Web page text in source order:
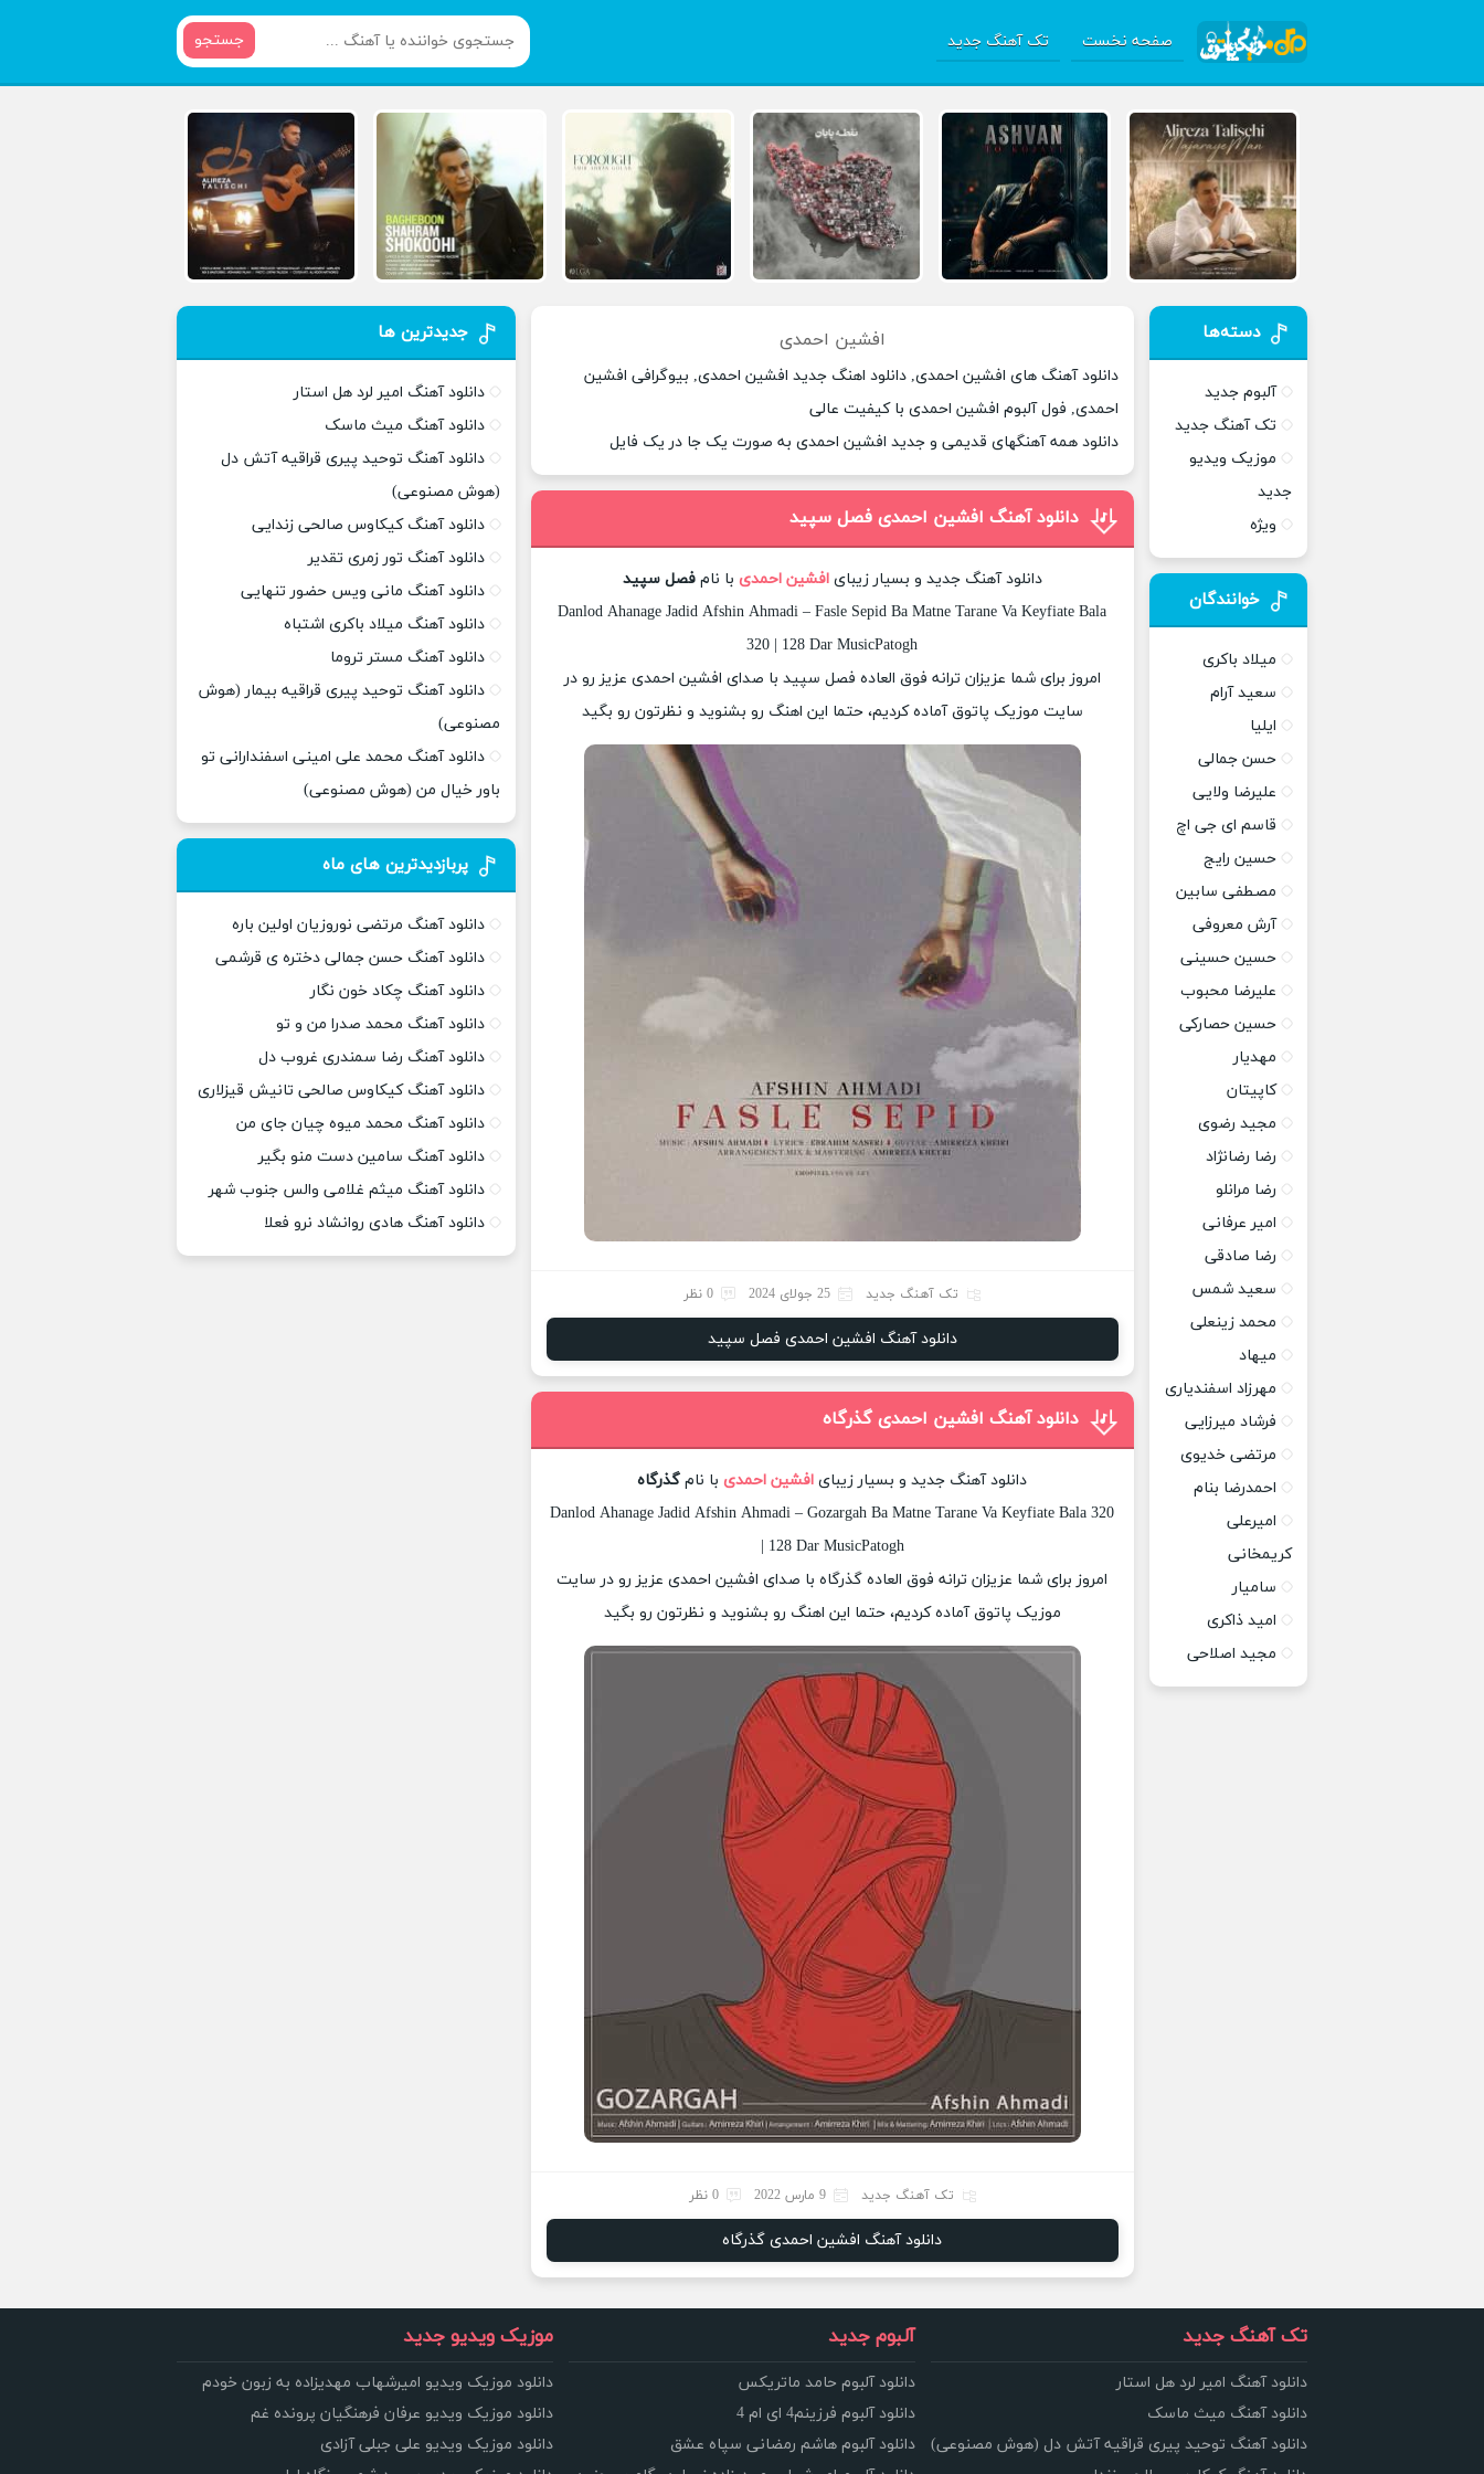
صفحه نخست تک آهنگ جدید جستجو
افشین احمدی
دانلود آهنگ های افشین احمدی, دانلود اهنگ جدید افشین احمدی, بیوگرافی افشین
احمدی, فول آلبوم افشین احمدی با کیفیت عالی
دانلود همه آهنگهای قدیمی و جدید افشین احمدی به صورت یک جا در یک فایل
دانلود آهنگ افشین احمدی فصل سپید
دانلود آهنگ جدید و بسیار زیبایافشین احمدی با نامفصل سپید
Danlod Ahanage Jadid Afshin Ahmadi – Fasle Sepid Ba Matne Tarane Va Keyfiate Bala
320 | 128 Dar MusicPatogh
امروز برای شما عزیزان ترانه فوق العاده فصل سپید با صدای افشین احمدی عزیز رو در
سایت موزیک پاتوق آماده کردیم، حتما این اهنگ رو بشنوید و نظرتون رو بگید
تک آهنگ جدید 25 جولای 2024 0 نظر
دانلود آهنگ افشین احمدی فصل سپید
دانلود آهنگ افشین احمدی گذرگاه
دانلود آهنگ جدید و بسیار زیبای افشین احمدی با نام گذرگاه
Danlod Ahanage Jadid Afshin Ahmadi – Gozargah Ba Matne Tarane Va Keyfiate Bala 320
| 128 Dar MusicPatogh
امروز برای شما عزیزان ترانه فوق العاده گذرگاه با صدای افشین احمدی عزیز رو در سایت
موزیک پاتوق آماده کردیم، حتما این اهنگ رو بشنوید و نظرتون رو بگید
تک آهنگ جدید 9 مارس 2022 0 نظر
دانلود آهنگ افشین احمدی گذرگاه
دسته‌ها
آلبوم جدید
تک آهنگ جدید
موزیک ویدیو
جدید
ویژه
خوانندگان
میلاد باکری
سعید آرام
ایلیا
حسن جمالی
علیرضا ولایی
قاسم ای جی اچ
حسین رایج
مصطفی سابین
آرش معروفی
حسین حسینی
علیرضا محبوب
حسین حصارکی
مهدیار
کاپیتان
مجید رضوی
رضا رضانژاد
رضا مرانلو
امیر عرفانی
رضا صادقی
سعید شمس
محمد زینعلی
میهاد
مهرزاد اسفندیاری
فرشاد میرزایی
مرتضی خدیوی
احمدرضا بنام
امیرعلی
کریمخانی
سامیار
امید ذاکری
مجید اصلاحی
جدیدترین ها
دانلود آهنگ امیر لرد هل استار
دانلود آهنگ میث ماسک
دانلود آهنگ توحید پیری قراقیه آتش دل
(هوش مصنوعی)
دانلود آهنگ کیکاوس صالحی زندایی
دانلود آهنگ تور زمری تقدیر
دانلود آهنگ مانی ویس حضور تنهایی
دانلود آهنگ میلاد باکری اشتباه
دانلود آهنگ مستر تروما
دانلود آهنگ توحید پیری قراقیه بیمار (هوش
مصنوعی)
دانلود آهنگ محمد علی امینی اسفندارانی تو
باور خیال من (هوش مصنوعی)
پربازدیدترین های ماه
دانلود آهنگ مرتضی نوروزیان اولین باره
دانلود آهنگ حسن جمالی دختره ی قرشمی
دانلود آهنگ چکاد خون نگار
دانلود آهنگ محمد صدرا من و تو
دانلود آهنگ رضا سمندری غروب دل
دانلود آهنگ کیکاوس صالحی تانیش قیزلاری
دانلود آهنگ محمد میوه چیان جای من
دانلود آهنگ سامین دست منو بگیر
دانلود آهنگ میثم غلامی والس جنوب شهر
دانلود آهنگ هادی روانشاد نرو فعلا
تک آهنگ جدید
دانلود آهنگ امیر لرد هل استار
دانلود آهنگ میث ماسک
دانلود آهنگ توحید پیری قراقیه آتش دل (هوش مصنوعی)
آلبوم جدید
دانلود آلبوم حامد ماتریکس
دانلود آلبوم فرزینم4 ای ام 4
دانلود آلبوم هاشم رمضانی سپاه عشق
موزیک ویدیو جدید
دانلود موزیک ویدیو امیرشهاب مهدیزاده به زبون خودم
دانلود موزیک ویدیو عرفان فرهنگیان پرونده غم
دانلود موزیک ویدیو علی جبلی آزادی